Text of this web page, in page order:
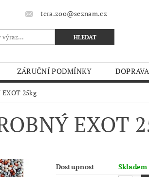
tera.zoo@seznam.cz
ZÁRUČNÍ PODMÍNKY
25kg
EXOT
Dostupnost Skladem